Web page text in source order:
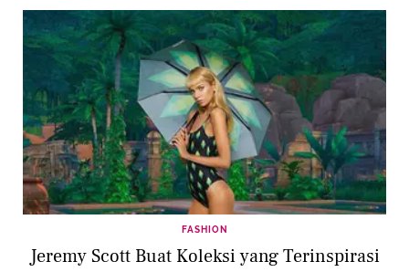
FASHION
Jeremy Scott Buat Koleksi yang Terinspirasi